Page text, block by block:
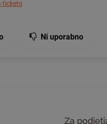
tickets
Ni uporabno
Za